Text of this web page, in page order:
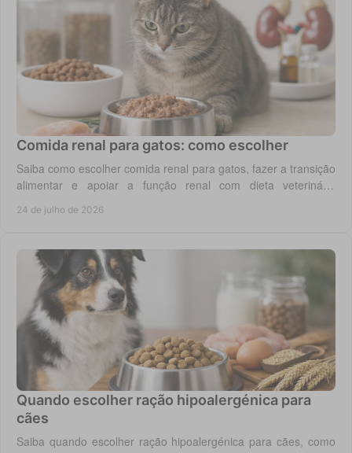
Comida renal para gatos: como escolher
Saiba como escolher comida renal para gatos, fazer a transição
alimentar e apoiar a função renal com dieta veterinária
24 de julho de 2026
Quando escolher ração hipoalergénica para
cães
Saiba quando escolher ração hipoalergénica para cães, como